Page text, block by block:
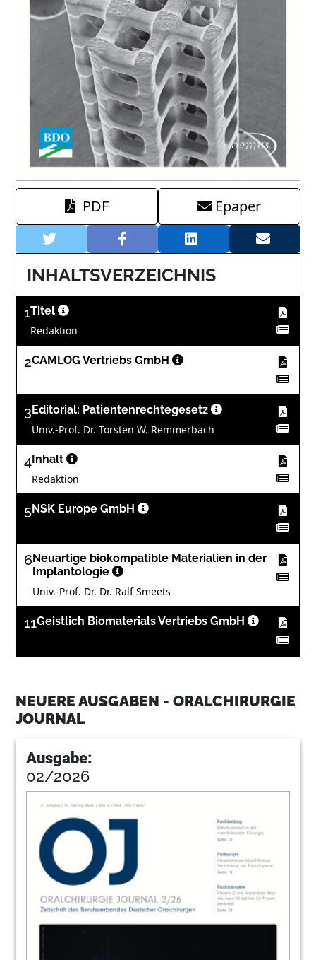
PDF Epaper
INHALTSVERZEICHNIS
1Titel
Redaktion
2CAMLOG Vertriebs GmbH
3 Editorial: Patientenrechtegesetz
Univ.-Prof. Dr. Torsten W. Remmerbach
4 Inhalt
Redaktion
5NSK Europe GmbH
6Neuartige biokompatible Materialien in der
Implantologie
Univ.-Prof. Dr. Dr. Ralf Smeets
11Geistlich Biomaterials Vertriebs GmbH
Dr. med. Dr. med. dent. Dr. medic (RO) Oliver
Knauer
15 Neoss GmbH
Knochenaufbau
Dr. Frank Zastrow, M.Sc.
Dentaurum Implants GmbH
Volumenerhalt nach Zahnextraktion
mittels Ridge Preservation
NEUERE AUSGABEN - ORALCHIRURGIE
JOURNAL
Ausgabe:
02/2026